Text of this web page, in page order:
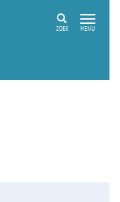
ZOEK MENU